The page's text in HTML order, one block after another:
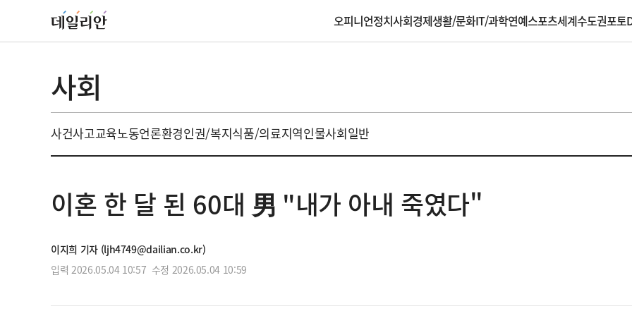
오피니언정치사회경제생활/문화IT/과학연예스포츠세계수도권포토
사회
사건사고교육노동언론환경인권/복지식품/의료지역인물사회일반
이혼 한 달 된 60대 男 "내가 아내 죽였다"
이지희 기자 (ljh4749@dailian.co.kr)
입력 2026.05.04 10:57 수정 2026.05.04 10:59